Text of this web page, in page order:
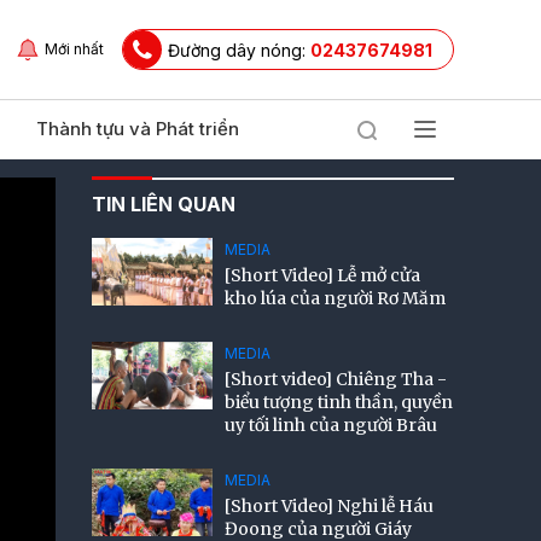
Mới nhất Đường dây nóng: 02437674981
Thành tựu và Phát triển
TIN LIÊN QUAN
MEDIA
[Short Video] Lễ mở cửa
kho lúa của người Rơ Măm
MEDIA
[Short video] Chiêng Tha -
biểu tượng tinh thần, quyền
uy tối linh của người Brâu
MEDIA
[Short Video] Nghi lễ Háu
Đoong của người Giáy